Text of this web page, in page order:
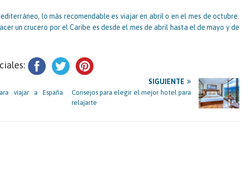
lo más recomendable es viajar en abril o en el mes de octubre.
un crucero por el Caribe es desde el mes de abril hasta el de mayo y de
viajar a España
SIGUIENTE
Consejos para elegir el mejor hotel para
relajarte